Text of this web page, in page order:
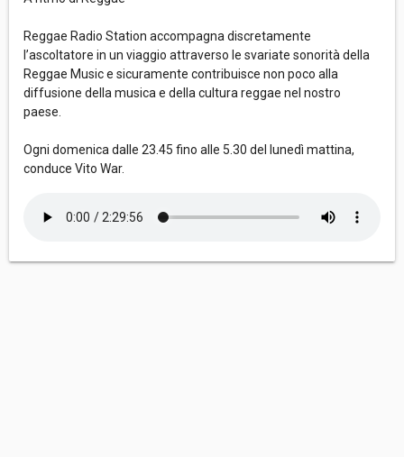
Reggae Radio Station accompagna discretamente
l’ascoltatore in un viaggio attraverso le svariate sonorità della
Reggae Music e sicuramente contribuisce non poco alla
diffusione della musica e della cultura reggae nel nostro
paese.
Ogni domenica dalle 23.45 fino alle 5.30 del lunedì mattina,
conduce Vito War.